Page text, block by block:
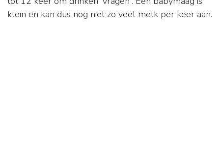
klein en kan dus nog niet zo veel melk per keer aan.